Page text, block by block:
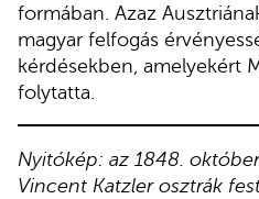
formában. Azaz
magyar felfogás
kérdésekben, amelyekért
folytatta.
Nyitókép: az 1848.
Vincent Katzler osztrák